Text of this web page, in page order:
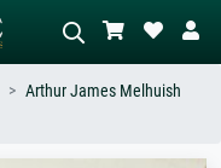
Arthur James Melhuish